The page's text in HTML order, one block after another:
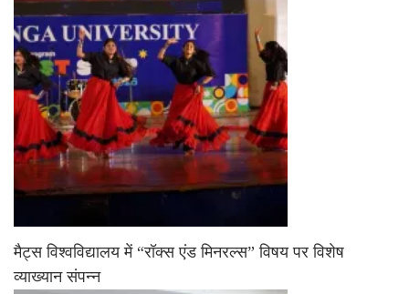
मैट्स विश्वविद्यालय में “रॉक्स एंड मिनरल्स” विषय पर विशेष
व्याख्यान संपन्न